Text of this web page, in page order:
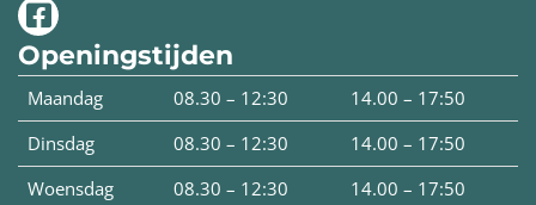
Openingstijden
Maandag 08.30 – 12:30
14.00 – 17:50
Dinsdag
08.30 – 12:30
14.00 – 17:50
Woensdag
08.30 – 12:30
14.00 – 17:50